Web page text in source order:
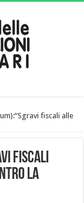
fiscali alle
fiscali
la